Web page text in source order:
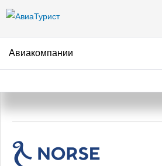
Авиакомпании
Авиакомпания
Airways – отзывы